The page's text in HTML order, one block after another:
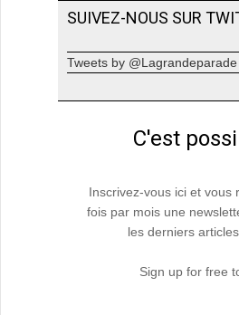
SUIVEZ-NOUS SUR
Tweets by @Lagrandeparade
C'est
Inscrivez-vous ici et vous
fois par mois une
les derniers
Sign up for free